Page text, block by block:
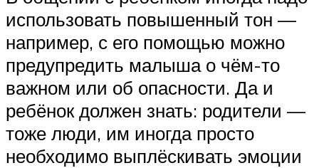
использовать повышенный тон —
например, с его помощью можно
предупредить малыша о чём-то
важном или об опасности. Да и
ребёнок должен знать: родители —
тоже люди, им иногда просто
необходимо выплёскивать эмоции